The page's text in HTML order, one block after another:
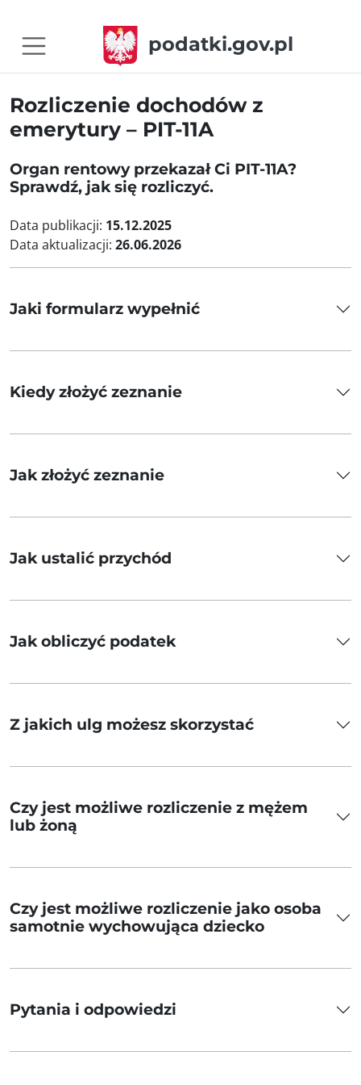
podatki.gov.pl
Rozliczenie dochodów z
emerytury – PIT-11A
Organ rentowy przekazał Ci PIT-11A?
Sprawdź, jak się rozliczyć.
Data publikacji: 15.12.2025
Data aktualizacji: 26.06.2026
Jaki formularz wypełnić
Kiedy złożyć zeznanie
Jak złożyć zeznanie
Jak ustalić przychód
Jak obliczyć podatek
Z jakich ulg możesz skorzystać
Czy jest możliwe rozliczenie z mężem
lub żoną
Czy jest możliwe rozliczenie jako osoba
samotnie wychowująca dziecko
Pytania i odpowiedzi